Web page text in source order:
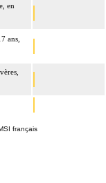
en
ans,
français